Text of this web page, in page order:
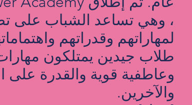
، وهي تساعد الشباب على
لمهاراتهم وقدراتهم
طلاب جيدين يمتلكون مهارات
وعاطفية قوية والقدرة على
والآخرين.